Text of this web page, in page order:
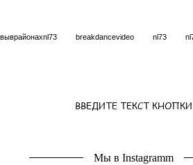
breakdancevideo nl73
ВВЕДИТЕ ТЕКСТ КНОПКИ
Мы в Instagramm